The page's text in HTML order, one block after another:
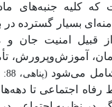
که کلیه جنبه‌های
بسیار گسترده
قبیل امنیت جان و
آموزش‌وپرورش،
شامل می‌شود (پناهی، 88: 1390)
اجتماعی تا